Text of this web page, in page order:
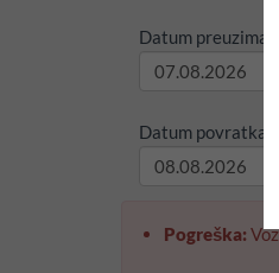
Datum
Datum povratka:
Pogreška: